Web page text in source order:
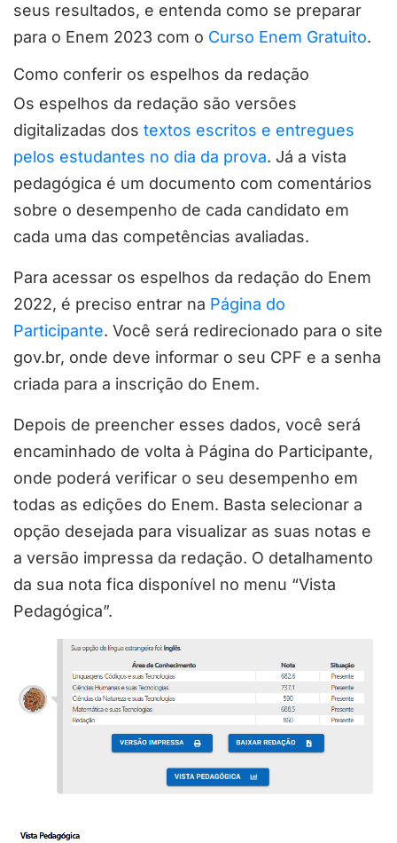
seus resultados, e entenda como se preparar
para o Enem 2023 com o Curso Enem Gratuito.
Como conferir os espelhos da redação
Os espelhos da redação são versões
digitalizadas dos textos escritos e entregues
pelos estudantes no dia da prova. Já a vista
pedagógica é um documento com comentários
sobre o desempenho de cada candidato em
cada uma das competências avaliadas.
Para acessar os espelhos da redação do Enem
2022, é preciso entrar na Página do
Participante. Você será redirecionado para o site
gov.br, onde deve informar o seu CPF e a senha
criada para a inscrição do Enem.
Depois de preencher esses dados, você será
encaminhado de volta à Página do Participante,
onde poderá verificar o seu desempenho em
todas as edições do Enem. Basta selecionar a
opção desejada para visualizar as suas notas e
a versão impressa da redação. O detalhamento
da sua nota fica disponível no menu “Vista
Pedagógica”.